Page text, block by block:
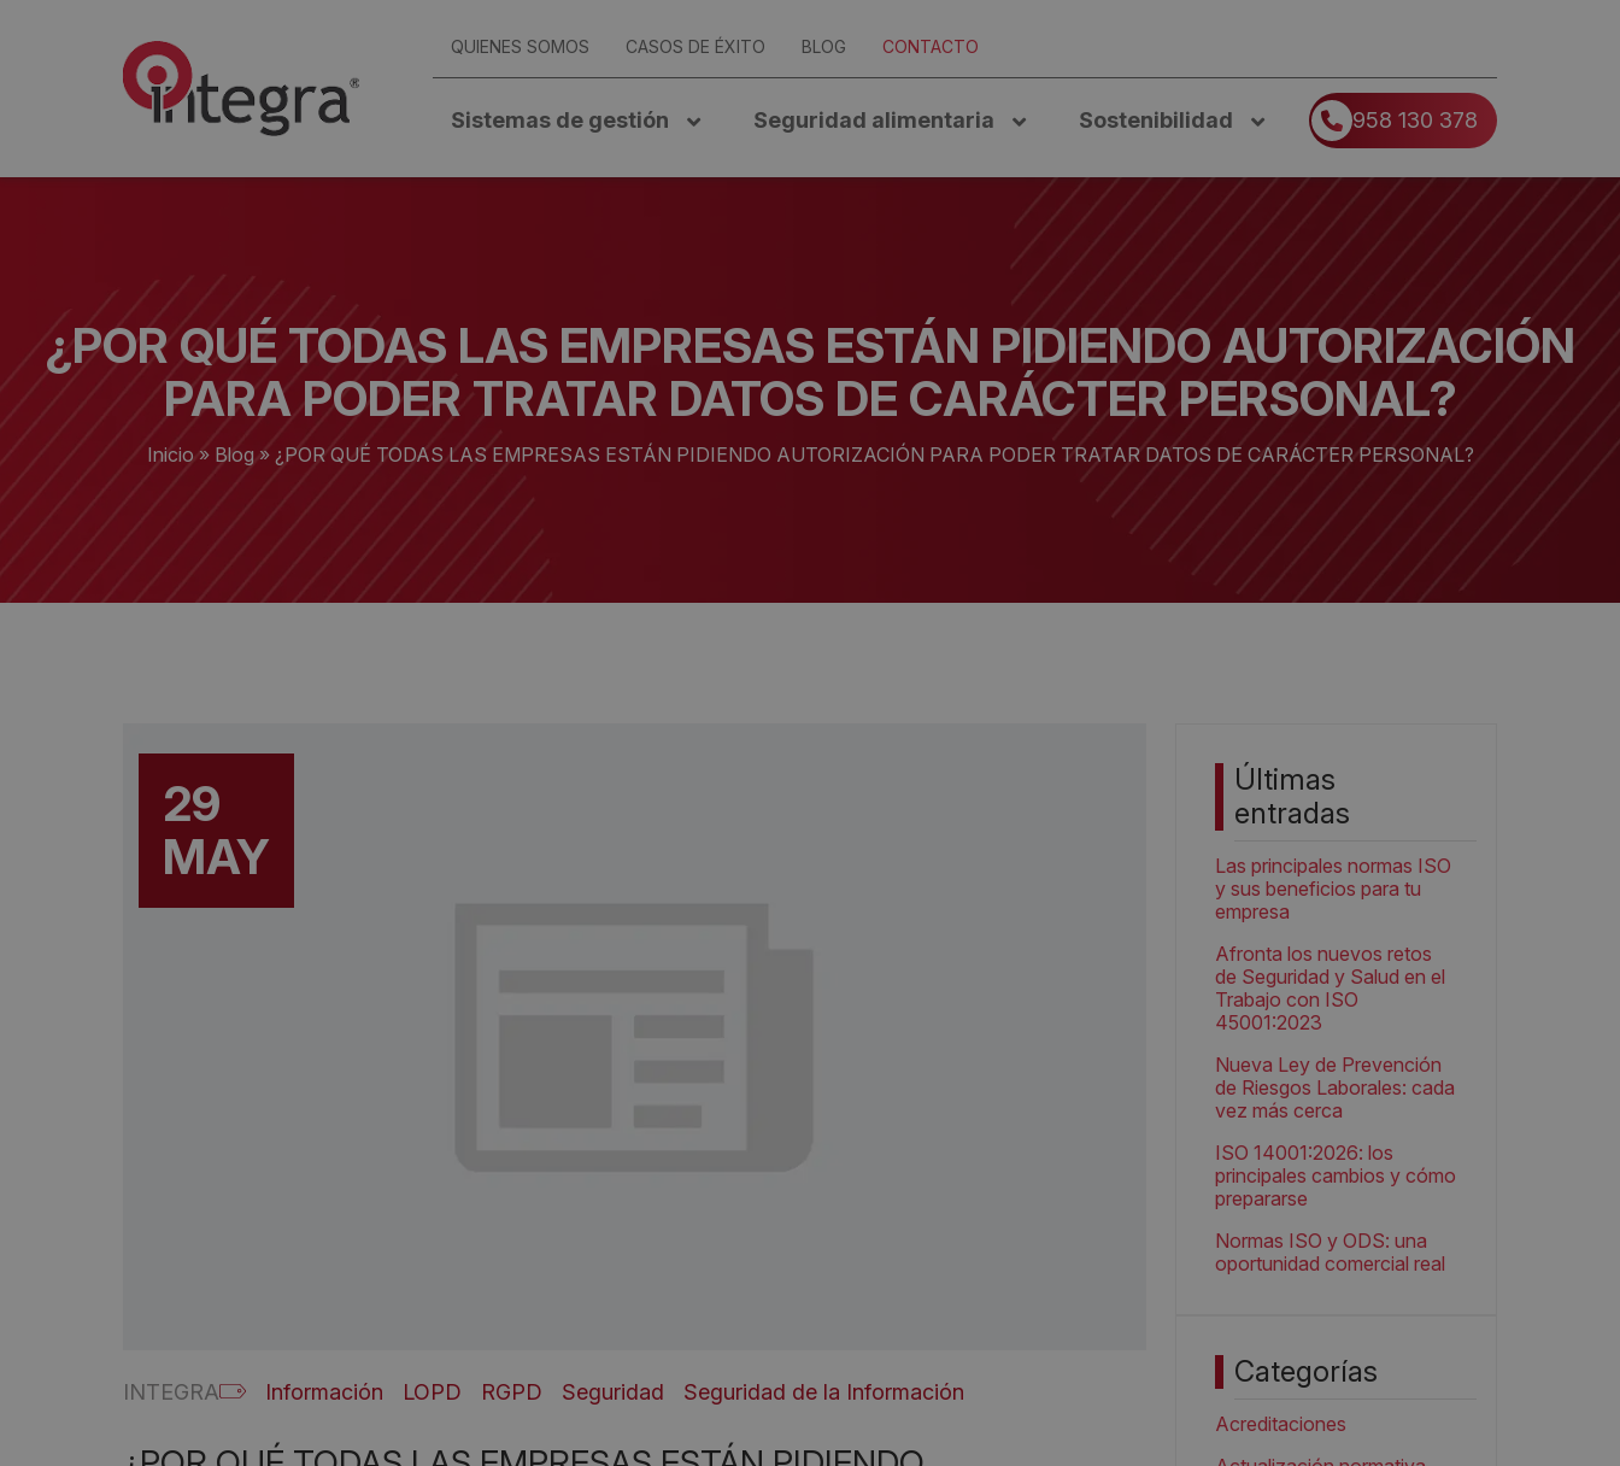
QUIENES SOMOS CASOS DE ÉXITO BLOG CONTACTO
Sistemas de gestión Seguridad alimentaria Sostenibilidad 958 130 378
¿POR QUÉ TODAS LAS EMPRESAS ESTÁN PIDIENDO AUTORIZACIÓN
PARA PODER TRATAR DATOS DE CARÁCTER PERSONAL?
Inicio » Blog » ¿POR QUÉ TODAS LAS EMPRESAS ESTÁN PIDIENDO AUTORIZACIÓN PARA PODER TRATAR DATOS DE CARÁCTER PERSONAL?
29
MAY
INTEGRA Información LOPD RGPD Seguridad Seguridad de la Información
Últimas
entradas
Las principales normas ISO
y sus beneficios para tu
empresa
Afronta los nuevos retos
de Seguridad y Salud en el
Trabajo con ISO
45001:2023
Nueva Ley de Prevención
de Riesgos Laborales: cada
vez más cerca
ISO 14001:2026: los
principales cambios y cómo
prepararse
Normas ISO y ODS: una
oportunidad comercial real
Categorías
Acreditaciones